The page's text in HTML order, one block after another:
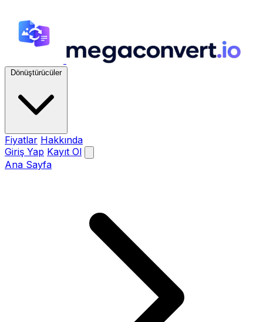
Dönüştürücüler
Fiyatlar Hakkında
Giriş Yap Kayıt Ol
Ana Sayfa